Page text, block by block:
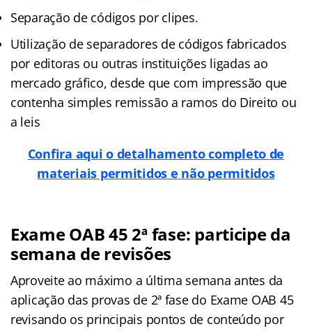
Separação de códigos por clipes.
Utilização de separadores de códigos fabricados
por editoras ou outras instituições ligadas ao
mercado gráfico, desde que com impressão que
contenha simples remissão a ramos do Direito ou
a leis
Confira aqui o detalhamento completo de
materiais permitidos e não permitidos
Exame OAB 45 2ª fase: participe da
semana de revisões
Aproveite ao máximo a última semana antes da
aplicação das provas de 2ª fase do Exame OAB 45
revisando os principais pontos de conteúdo por